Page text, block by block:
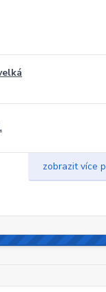
zobrazit více